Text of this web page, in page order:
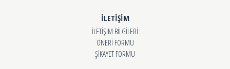
İLETİŞİM
İLETİŞİM BİLGİLERİ
ÖNERİ FORMU
ŞİKAYET FORMU